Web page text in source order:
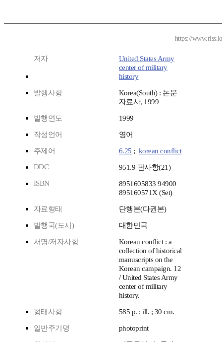
https://
저자
United States Army
center of military
history
발행사항
Korea(South) : 논문
자료사, 1999
발행연도 1999
작성언어 영어
주제어 6.25 ; korean conflict
DDC
951.9 판사항(21)
ISBN
8951605833 94900
895160571X (Set)
자료형태 단행본(다권본)
발행국(도시) 대한민국
서명/저자사항
Korean conflict : a
collection of historical
manuscripts on the
Korean campaign. 12
/ United States Army
center of military
history.
형태사항 585 p. : ill. ; 30 cm.
일반주기명 photoprint